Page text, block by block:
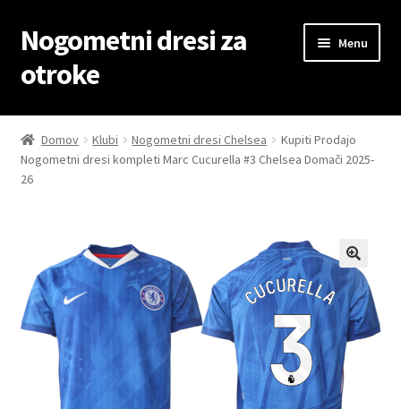
Skip
to
navigation
Skip
to
content
Nogometni dresi za
otroke
Menu
Domov
Blog
Košarica
Moj račun
Trgovina
Zaključek nakupa
Domov Klubi Nogometni dresi Chelsea
Kupiti Prodajo
Nogometni dresi kompleti Marc Cucurella #3 Chelsea Domači 2025-
26